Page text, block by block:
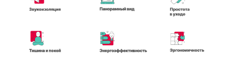
БЕСПЛАТНЫЙ ВЫЗОВ ЗАМЕРЩИКА